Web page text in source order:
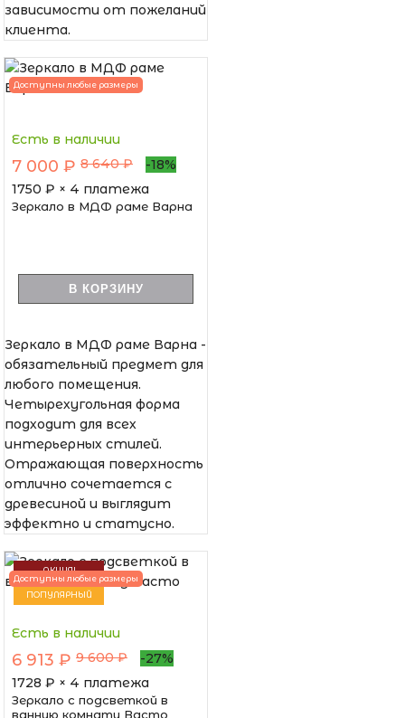
зависимости от пожеланий
клиента.
Доступны любые размеры
Есть в наличии
7 000 ₽ 8 640 ₽
-18%
1750 ₽ × 4 платежа
Зеркало в МДФ раме Варна
В КОРЗИНУ
Зеркало в МДФ раме Варна -
обязательный предмет для
любого помещения.
Четырехугольная форма
подходит для всех
интерьерных стилей.
Отражающая поверхность
отлично сочетается с
древесиной и выглядит
эффектно и статусно.
АКЦИЯ!
ПОПУЛЯРНЫЙ
Доступны любые размеры
Есть в наличии
6 913 ₽ 9 600 ₽
-27%
1728 ₽ × 4 платежа
Зеркало с подсветкой в
ванную комнату Васто